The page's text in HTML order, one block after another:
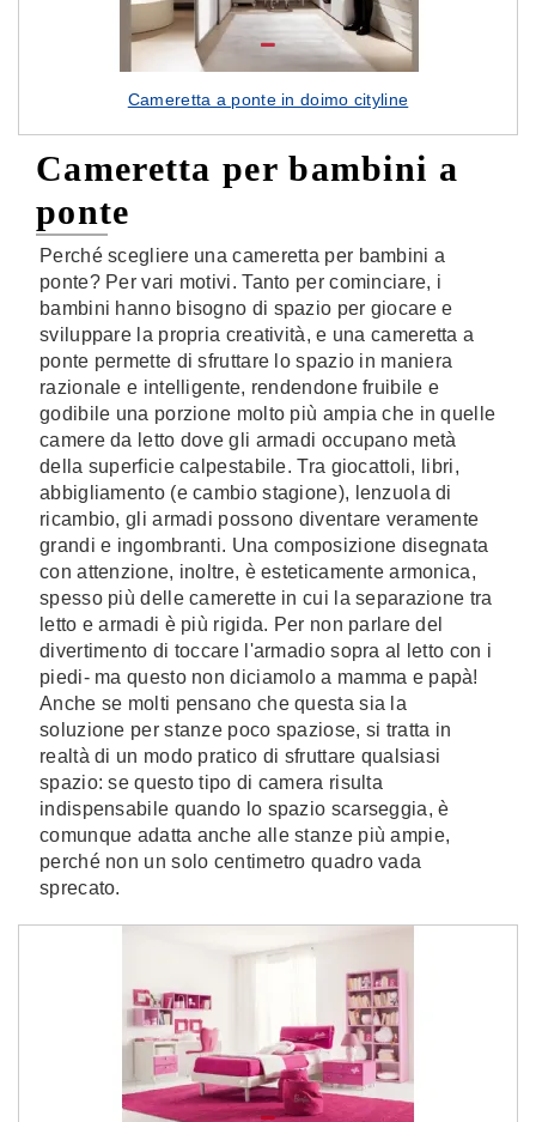
Cameretta a ponte in doimo cityline
Cameretta per bambini a
ponte
Perché scegliere una cameretta per bambini a
ponte? Per vari motivi. Tanto per cominciare, i
bambini hanno bisogno di spazio per giocare e
sviluppare la propria creatività, e una cameretta a
ponte permette di sfruttare lo spazio in maniera
razionale e intelligente, rendendone fruibile e
godibile una porzione molto più ampia che in quelle
camere da letto dove gli armadi occupano metà
della superficie calpestabile. Tra giocattoli, libri,
abbigliamento (e cambio stagione), lenzuola di
ricambio, gli armadi possono diventare veramente
grandi e ingombranti. Una composizione disegnata
con attenzione, inoltre, è esteticamente armonica,
spesso più delle camerette in cui la separazione tra
letto e armadi è più rigida. Per non parlare del
divertimento di toccare l'armadio sopra al letto con i
piedi- ma questo non diciamolo a mamma e papà!
Anche se molti pensano che questa sia la
soluzione per stanze poco spaziose, si tratta in
realtà di un modo pratico di sfruttare qualsiasi
spazio: se questo tipo di camera risulta
indispensabile quando lo spazio scarseggia, è
comunque adatta anche alle stanze più ampie,
perché non un solo centimetro quadro vada
sprecato.